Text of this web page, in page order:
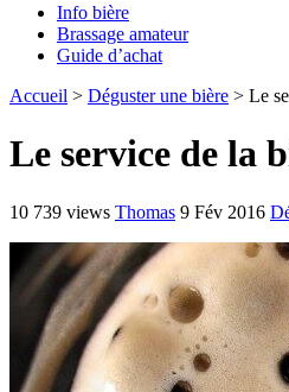
Info bière
Brassage amateur
Guide d’achat
Accueil > Déguster une bière > Le
Le service de la
10 739 views Thomas 9 Fév 2016